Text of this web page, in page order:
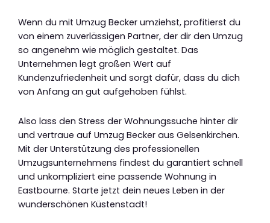
Wenn du mit Umzug Becker umziehst, profitierst du
von einem zuverlässigen Partner, der dir den Umzug
so angenehm wie möglich gestaltet. Das
Unternehmen legt großen Wert auf
Kundenzufriedenheit und sorgt dafür, dass du dich
von Anfang an gut aufgehoben fühlst.
Also lass den Stress der Wohnungssuche hinter dir
und vertraue auf Umzug Becker aus Gelsenkirchen.
Mit der Unterstützung des professionellen
Umzugsunternehmens findest du garantiert schnell
und unkompliziert eine passende Wohnung in
Eastbourne. Starte jetzt dein neues Leben in der
wunderschönen Küstenstadt!